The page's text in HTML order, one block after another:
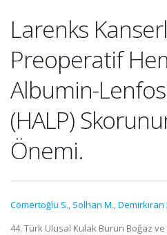
Larenks
Preoperatif
Albumin-
(HALP)
Önemi.
Cömertoğlu S., Solhan M.,Demirkıran
44. Türk Ulusal Kulak Burun Boğaz